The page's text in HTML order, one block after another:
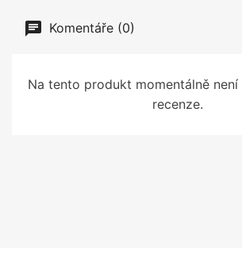
Komentáře (0)
Na tento produkt momentálně není
recenze.